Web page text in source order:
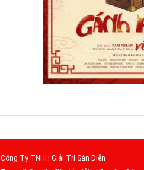
Công Ty TNHH Giải Trí Sàn Diễn